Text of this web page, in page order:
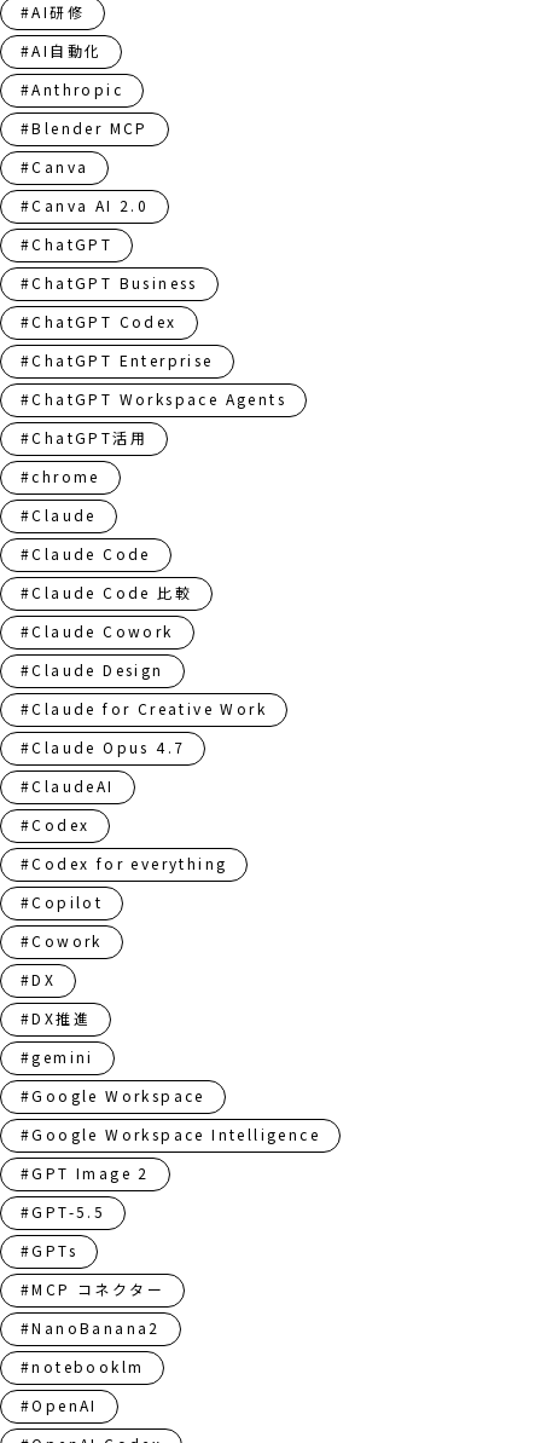
#AI研修
#AI自動化
#Anthropic
#Blender MCP
#Canva
#Canva AI 2.0
#ChatGPT
#ChatGPT Business
#ChatGPT Codex
#ChatGPT Enterprise
#ChatGPT Workspace Agents
#ChatGPT活用
#chrome
#Claude
#Claude Code
#Claude Code 比較
#Claude Cowork
#Claude Design
#Claude for Creative Work
#Claude Opus 4.7
#ClaudeAI
#Codex
#Codex for everything
#Copilot
#Cowork
#DX
#DX推進
#gemini
#Google Workspace
#Google Workspace Intelligence
#GPT Image 2
#GPT-5.5
#GPTs
#MCP コネクター
#NanoBanana2
#notebooklm
#OpenAI